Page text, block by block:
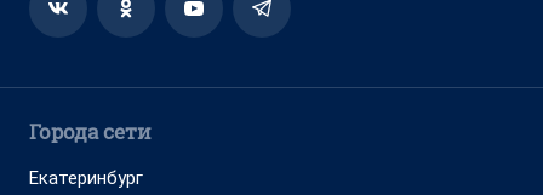
Города сети
Екатеринбург